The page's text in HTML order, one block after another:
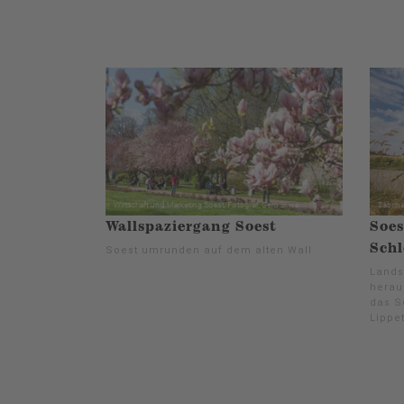
Wallspaziergang Soest
Soest umrunden auf dem alten Wall
das